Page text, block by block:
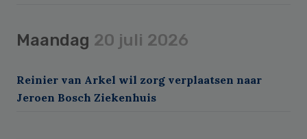
Maandag 20 juli 2026
Reinier van Arkel wil zorg verplaatsen naar
Jeroen Bosch Ziekenhuis